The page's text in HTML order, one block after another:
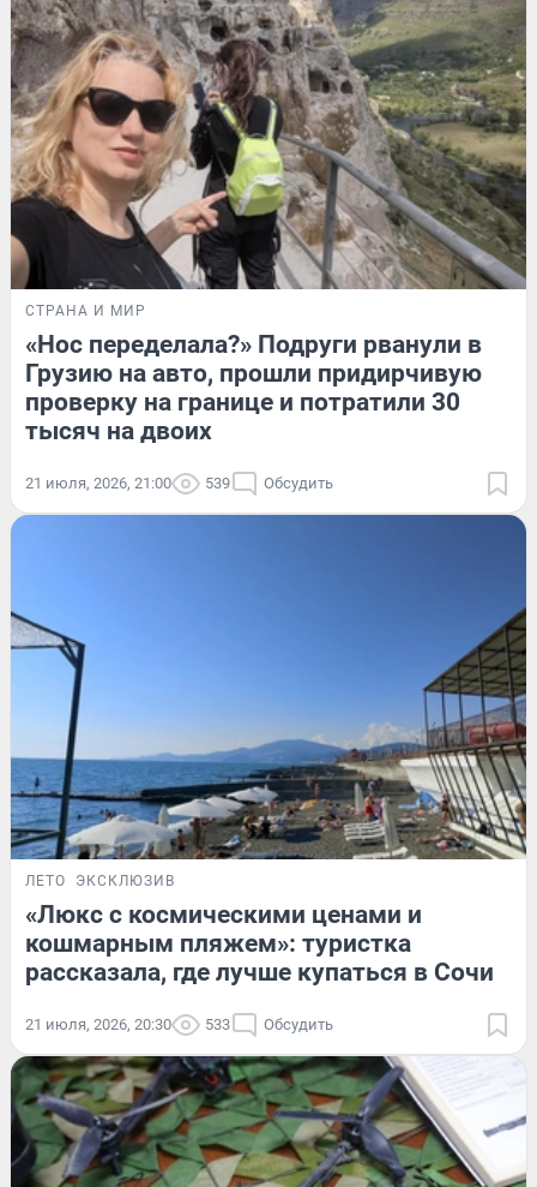
СТРАНА И МИР
«Нос переделала?» Подруги рванули в
Грузию на авто, прошли придирчивую
проверку на границе и потратили 30
тысяч на двоих
21 июля, 2026, 21:00 539 Обсудить
ЛЕТО ЭКСКЛЮЗИВ
«Люкс с космическими ценами и
кошмарным пляжем»: туристка
рассказала, где лучше купаться в Сочи
21 июля, 2026, 20:30 533 Обсудить